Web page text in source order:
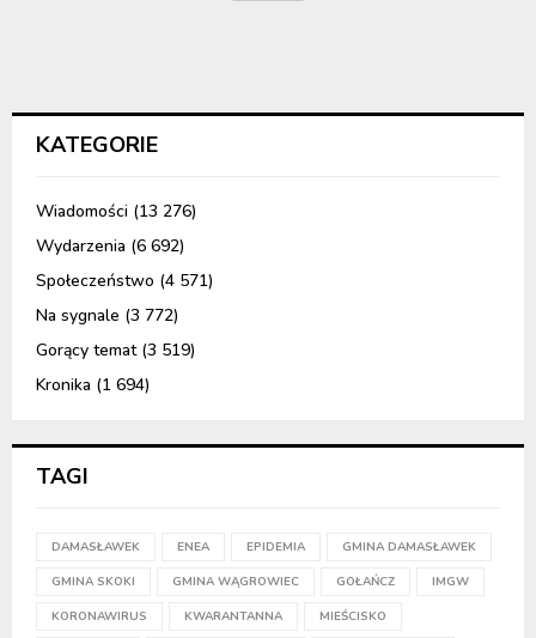
KATEGORIE
Wiadomości (13 276)
Wydarzenia (6 692)
Społeczeństwo (4 571)
Na sygnale (3 772)
Gorący temat(3 519)
Kronika (1 694)
TAGI
DAMASŁAWEK ENEA EPIDEMIA GMINA DAMASŁAWEK
GMINA SKOKI GMINA WĄGROWIEC GOŁAŃCZ IMGW
KORONAWIRUS KWARANTANNA MIEŚCISKO